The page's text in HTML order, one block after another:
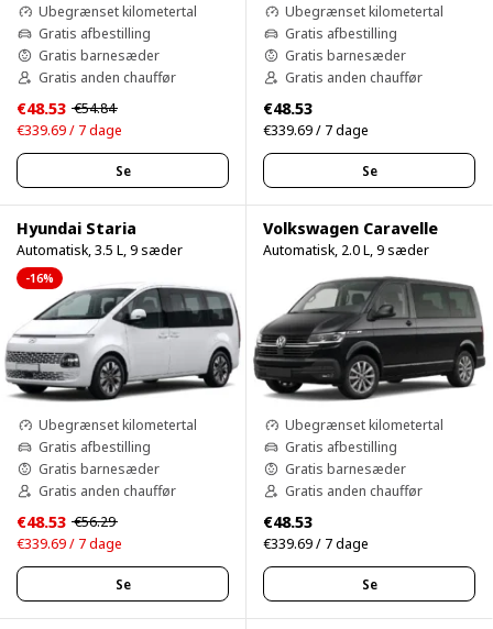
Ubegrænset kilometertal
Gratis afbestilling
Gratis barnesæder
Gratis anden chauffør
€48.53 €54.84
€339.69 / 7 dage
Se
Ubegrænset kilometertal
Gratis afbestilling
Gratis barnesæder
Gratis anden chauffør
€48.53
€339.69 / 7 dage
Se
Hyundai Staria
Automatisk, 3.5 L, 9 sæder
-16%
Ubegrænset kilometertal
Gratis afbestilling
Gratis barnesæder
Gratis anden chauffør
€48.53 €56.29
€339.69 / 7 dage
Se
Volkswagen Caravelle
Automatisk, 2.0 L, 9 sæder
Ubegrænset kilometertal
Gratis afbestilling
Gratis barnesæder
Gratis anden chauffør
€48.53
€339.69 / 7 dage
Se